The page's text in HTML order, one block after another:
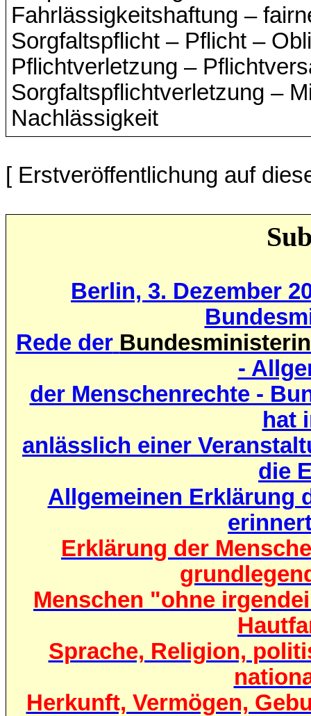
[ Erstveröffentlichung auf
Berlin, 3. Dezember
Rede der
-
der Menschenrechte -
hat
anlässlich einer
die
Allgemeinen Erklärung
Erklärung der
Menschen "ohne
Sprache, Religion,
Herkunft, Vermögen,